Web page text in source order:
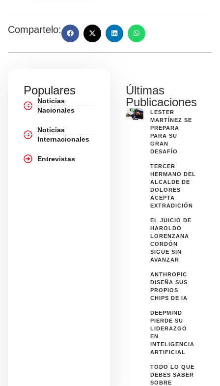
Compartelo:
Populares
Noticias
Nacionales
Noticias
Internacionales
Entrevistas
Últimas
Publicaciones
LESTER
MARTÍNEZ SE
PREPARA
PARA SU
GRAN
DESAFÍO
TERCER
HERMANO DEL
ALCALDE DE
DOLORES
ACEPTA
EXTRADICIÓN
EL JUICIO DE
HAROLDO
LORENZANA
CORDÓN
SIGUE SIN
AVANZAR
ANTHROPIC
DISEÑA SUS
PROPIOS
CHIPS DE IA
DEEPMIND
PIERDE SU
LIDERAZGO
EN
INTELIGENCIA
ARTIFICIAL
TODO LO QUE
DEBES SABER
SOBRE